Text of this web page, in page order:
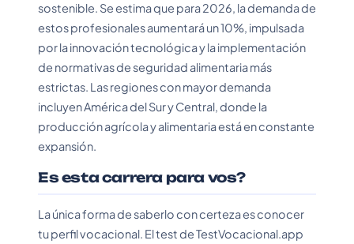
sostenible. Se estima que para 2026, la demanda de
estos profesionales aumentará un 10%, impulsada
por la innovación tecnológica y la implementación
de normativas de seguridad alimentaria más
estrictas. Las regiones con mayor demanda
incluyen América del Sur y Central, donde la
producción agrícola y alimentaria está en constante
expansión.
Es esta carrera para vos?
La única forma de saberlo con certeza es conocer
tu perfil vocacional. El test de TestVocacional.app